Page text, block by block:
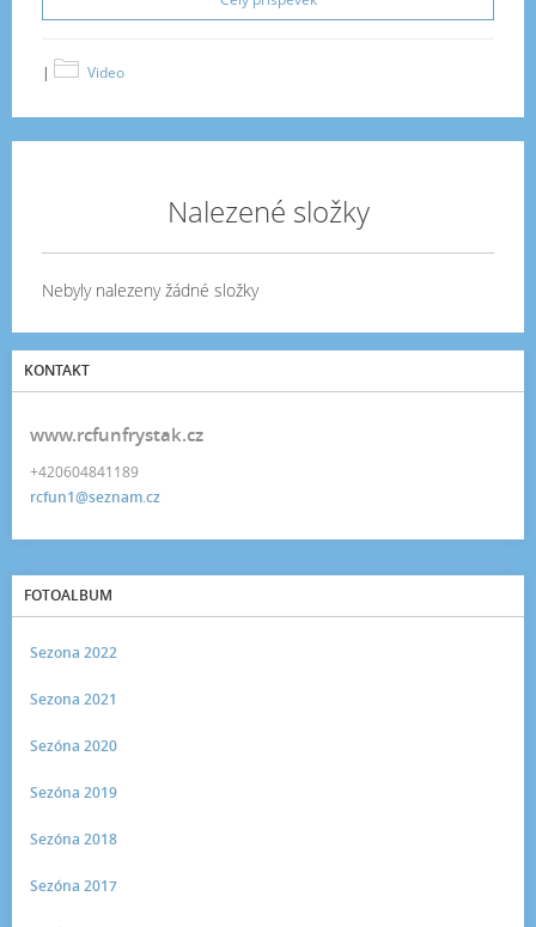
| Video
Nalezené složky
Nebyly nalezeny žádné složky
KONTAKT
www.rcfunfrystak.cz
+420604841189
rcfun1@seznam.cz
FOTOALBUM
Sezona 2022
Sezona 2021
Sezóna 2020
Sezóna 2019
Sezóna 2018
Sezóna 2017